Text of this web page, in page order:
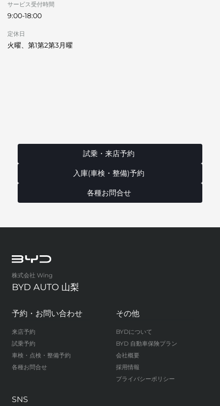
サービス受付時間
9:00-18:00
定休日
火曜、第1第2第3月曜
試乗・来店予約
入庫(車検・整備)予約
各種お問合せ
株式会社 Wing
BYD AUTO 山梨
予約・お問い合わせ
来店予約
試乗予約
車検・点検・整備予約
各種お問合せ
その他
BYDについて
BYD 自動車保険プラン
会社概要
採用情報
プライバシーポリシー
SNS